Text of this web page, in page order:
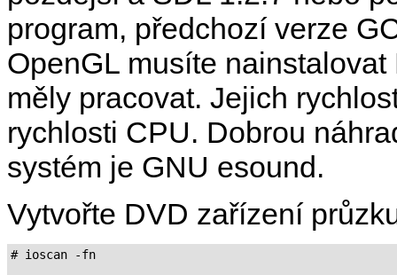
program, předchozí verze
OpenGL musíte
měly pracovat. Jejich
rychlosti CPU. Dobrou
systém je GNU esound.
Vytvořte DVD zařízení
# ioscan -fn